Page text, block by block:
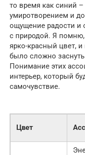
то время как синий
умиротворением и
ощущение радости и
с природой. Я
ярко-красный цвет,
было сложно
Понимание этих
интерьер, который
самочувствие.
Цвет